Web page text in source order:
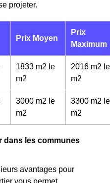
projeter.
Prix Moyen
Prix
Maximum
1833 m2 le
m2
2016 m2 le
m2
3000 m2 le
m2
3300 m2 le
m2
dans les communes
avantages pour
vous permet